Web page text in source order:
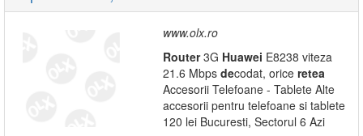
www.olx.ro
Router3G Huawei E8238 viteza
21.6 Mbps decodat, orice retea
Accesorii Telefoane - Tablete Alte
accesorii pentru telefoane si tablete
120 lei Bucuresti, Sectorul 6 Azi